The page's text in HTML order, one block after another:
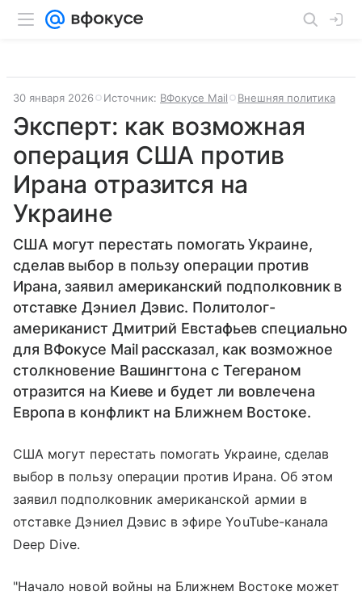
30 января 2026 Источник: ВФокусе Mail Внешняя политика
Эксперт: как возможная
операция США против
Ирана отразится на
Украине
США могут перестать помогать Украине,
сделав выбор в пользу операции против
Ирана, заявил американский подполковник в
отставке Дэниел Дэвис. Политолог-
американист Дмитрий Евстафьев специально
для ВФокусе Mail рассказал, как возможное
столкновение Вашингтона с Тегераном
отразится на Киеве и будет ли вовлечена
Европа в конфликт на Ближнем Востоке.
США могут перестать помогать Украине, сделав
выбор в пользу операции против Ирана. Об этом
заявил подполковник американской армии в
отставке Дэниел Дэвис в эфире YouTube-канала
Deep Dive.
"Начало новой войны на Ближнем Востоке может